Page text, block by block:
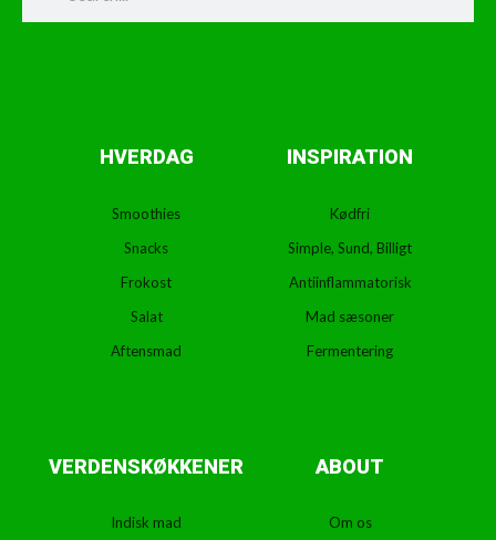
HVERDAG
Smoothies
Snacks
Frokost
Salat
Aftensmad
INSPIRATION
Kødfri
Simple, Sund, Billigt
Antiinflammatorisk
Mad sæsoner
Fermentering
VERDENSKØKKENER
Indisk mad
ABOUT
Om os